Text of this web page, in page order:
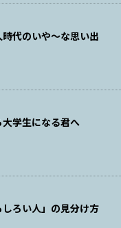
代のいや〜な思い出
学生になる君へ
しろい人」の見分け方